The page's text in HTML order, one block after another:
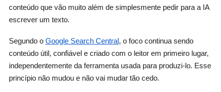
conteúdo que vão muito além de simplesmente pedir para a IA
escrever um texto.
Segundo o Google Search Central, o foco continua sendo
conteúdo útil, confiável e criado com o leitor em primeiro lugar,
independentemente da ferramenta usada para produzi-lo. Esse
princípio não mudou e não vai mudar tão cedo.